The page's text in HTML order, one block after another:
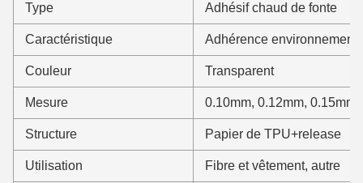
Type Adhésif chaud de fonte
Caractéristique Adhérence
Couleur Transparent
Mesure 0.10mm, 0.12mm,
Structure Papier de TPU+release
Utilisation Fibre et vêtement, autre